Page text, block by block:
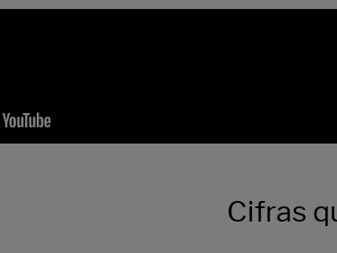
Cifras